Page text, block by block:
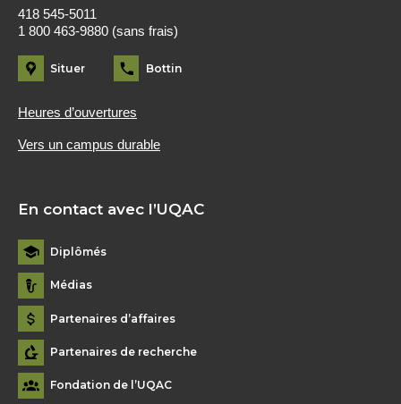
418 545-5011
1 800 463-9880 (sans frais)
Situer Bottin
Heures d’ouvertures
Vers un campus durable
En contact avec l’UQAC
Diplômés
Médias
Partenaires d’affaires
Partenaires de recherche
Fondation de l’UQAC